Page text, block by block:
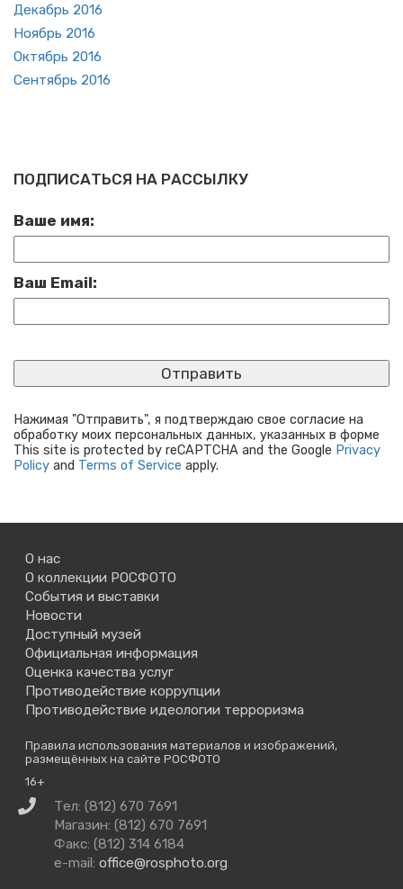
Де­кабрь 2016
Но­ябрь 2016
Ок­тябрь 2016
Сен­тябрь 2016
ПОДПИСАТЬСЯ НА РАССЫЛКУ
Ваше имя:
Ваш Email:
Нажимая "Отправить", я подтверждаю свое согласие на
обработку моих персональных данных, указанных в форме
This site is protected by reCAPTCHA and the Google Privacy
Policy and Terms of Service apply.
О нас
О коллекции РОСФОТО
События и выставки
Новости
Доступный музей
Официальная информация
Оценка качества услуг
Противодействие коррупции
Противодействие идеологии терроризма
Правила использования материалов и изображений,
размещённых на сайте РОСФОТО
16+
Связаться
нами
Тел: (812) 670 7691
Магазин: (812) 670 7691
Факс: (812) 314 6184
e-mail: office@rosphoto.org